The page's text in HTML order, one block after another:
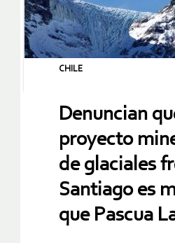
CHILE
Denuncian
proyecto
de glaciales
Santiago es
que Pascua